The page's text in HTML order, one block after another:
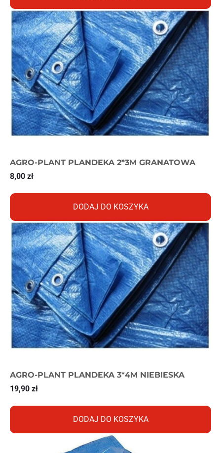
AGRO-PLANT PLANDEKA 2*3M GRANATOWA
8,00 zł
DODAJ DO KOSZYKA
AGRO-PLANT PLANDEKA 3*4M NIEBIESKA
19,90 zł
DODAJ DO KOSZYKA